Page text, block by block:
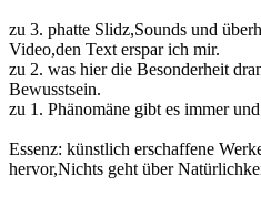
zu 3. phatte Slidz,Sounds und
Video,den Text erspar ich mir.
zu 2. was hier die Besonderheit
Bewusstsein.
zu 1. Phänomäne gibt es immer
Essenz: künstlich erschaffene
hervor,Nichts geht über